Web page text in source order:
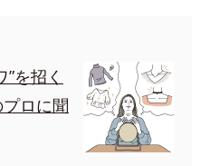
を招く
ロに聞